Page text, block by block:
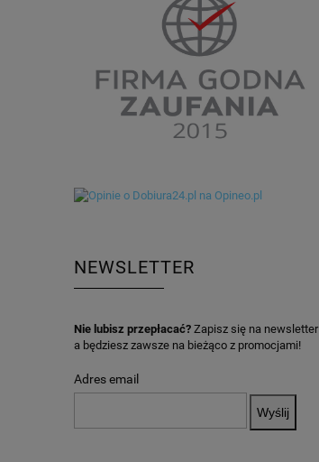
NEWSLETTER
Nie lubisz przepłacać? Zapisz się na newsletter
a będziesz zawsze na bieżąco z promocjami!
Adres email